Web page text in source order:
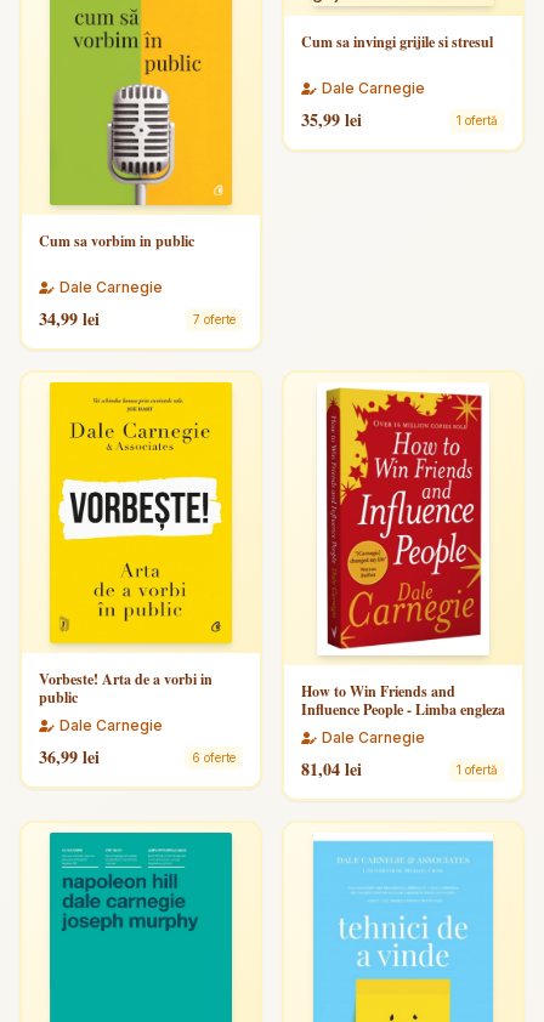
Cum sa vorbim in public
Dale Carnegie
34,99 lei 7 oferte
Cum sa invingi grijile si stresul
Dale Carnegie
35,99 lei 1 ofertă
Vorbeste! Arta de a vorbi in
public
Dale Carnegie
36,99 lei 6 oferte
How to Win Friends and
Influence People - Limba engleza
Dale Carnegie
81,04 lei 1 ofertă